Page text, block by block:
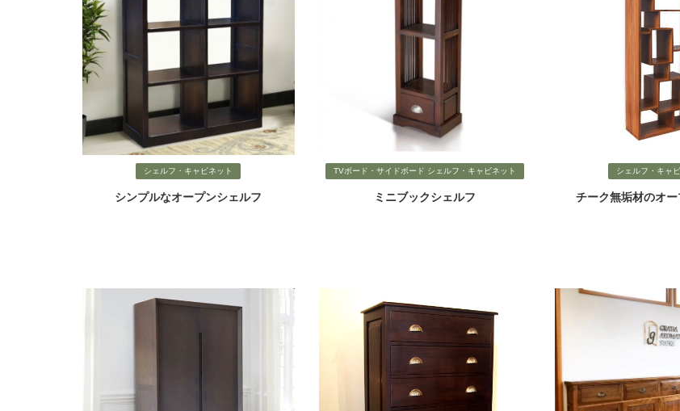
シェルフ・キャビネット
シンプルなオープンシェルフ
TVボード・サイドボード シェルフ・キャビネット
ミニブックシェルフ
シェルフ・キャ
チーク無垢材のオ